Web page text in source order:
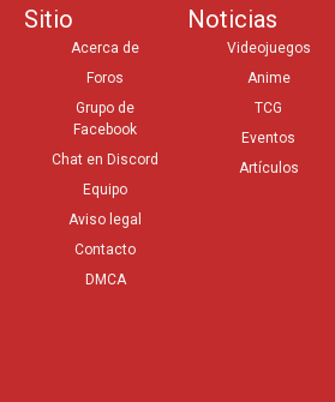
Sitio
Acerca de
Foros
Grupo de
Facebook
Chat en Discord
Equipo
Aviso legal
Contacto
DMCA
Noticias
Videojuegos
Anime
TCG
Eventos
Artículos